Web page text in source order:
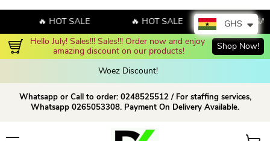
🔥 HOT SALE 🔥 HOT SALE
🔥 HOT
Hello July! Sales!!! Sales!!! Order now and enjoy
amazing discount on our products!
Shop Now!
Woez Discount!
Whatsapp or Call to order: 0248525512 / For staffing services,
Whatsapp 0265053308. Payment On Delivery Available.
GHS